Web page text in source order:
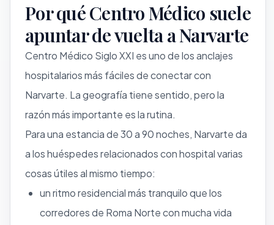
Por qué Centro Médico suele
apuntar de vuelta a Narvarte
Centro Médico Siglo XXI es uno de los anclajes
hospitalarios más fáciles de conectar con
Narvarte. La geografía tiene sentido, pero la
razón más importante es la rutina.
Para una estancia de 30 a 90 noches, Narvarte da
a los huéspedes relacionados con hospital varias
cosas útiles al mismo tiempo:
un ritmo residencial más tranquilo que los
corredores de Roma Norte con mucha vida